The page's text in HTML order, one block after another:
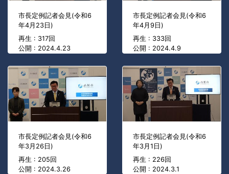
市長定例記者会見(令和6
年4月23日)
再生 : 317回
公開 : 2024.4.23
市長定例記者会見(令和6
年4月9日)
再生 : 333回
公開 : 2024.4.9
市長定例記者会見(令和6
年3月26日)
再生 : 205回
公開 : 2024.3.26
市長定例記者会見(令和6
年3月1日)
再生 : 226回
公開 : 2024.3.1